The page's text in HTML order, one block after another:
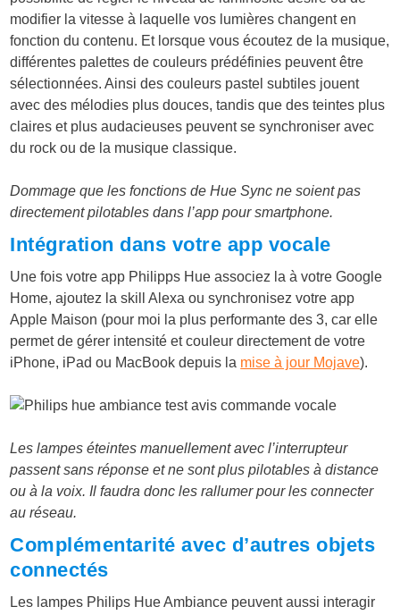
modifier la vitesse à laquelle vos lumières changent en
fonction du contenu. Et lorsque vous écoutez de la musique,
différentes palettes de couleurs prédéfinies peuvent être
sélectionnées. Ainsi des couleurs pastel subtiles jouent
avec des mélodies plus douces, tandis que des teintes plus
claires et plus audacieuses peuvent se synchroniser avec
du rock ou de la musique classique.
Dommage que les fonctions de Hue Sync ne soient pas
directement pilotables dans l’app pour smartphone.
Intégration dans votre app vocale
Une fois votre app Philipps Hue associez la à votre Google
Home, ajoutez la skill Alexa ou synchronisez votre app
Apple Maison (pour moi la plus performante des 3, car elle
permet de gérer intensité et couleur directement de votre
iPhone, iPad ou MacBook depuis la mise à jour Mojave).
Les lampes éteintes manuellement avec l’interrupteur
passent sans réponse et ne sont plus pilotables à distance
ou à la voix. Il faudra donc les rallumer pour les connecter
au réseau.
Complémentarité avec d’autres objets
connectés
Les lampes Philips Hue Ambiance peuvent aussi interagir